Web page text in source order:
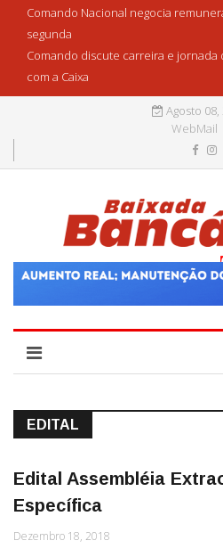
Comando Nacional negocia
segunda
Comando discute carreira e jornada
com a Caixa
Agosto 08,
WebMail
EDITAL
Edital Assembléia
Específica
Dezembro 18, 2018